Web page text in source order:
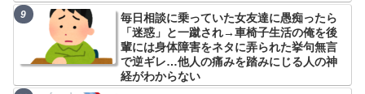
毎日相談に乗っていた女友達に愚痴ったら
「迷惑」と一蹴され→車椅子生活の俺を後
輩には身体障害をネタに弄られた挙句無言
で逆ギレ…他人の痛みを踏みにじる人の神
経がわからない